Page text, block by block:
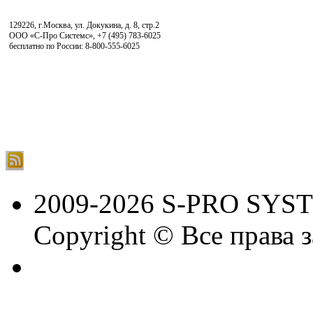
129226, г.Москва, ул. Докукина, д. 8, стр.2
ООО «С-Про Системс», +7 (495) 783-6025
бесплатно по России: 8-800-555-6025
2009-2026 S-PRO
Copyright © Все права